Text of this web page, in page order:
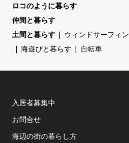
ロコのように暮らす
仲間と暮らす
土間と暮らす
ウィンドサーフィン
海遊びと暮らす
自転車
入居者募集中
お問合せ
海辺の街の暮らし方